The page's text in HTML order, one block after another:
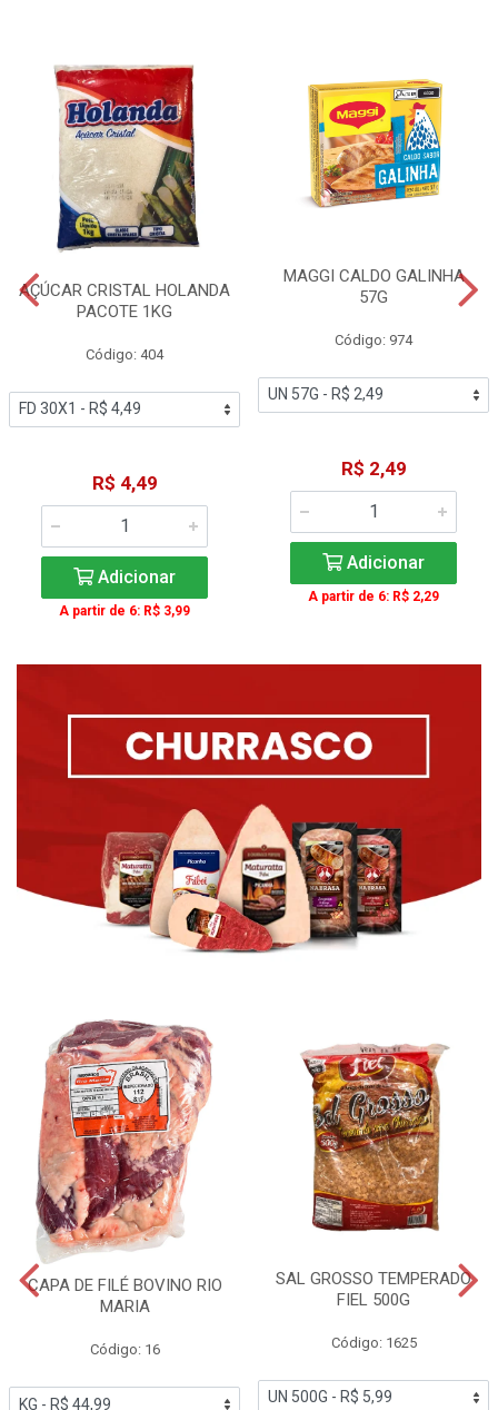
AÇÚCAR CRISTAL HOLANDA
PACOTE 1KG
Código: 404
R$ 4,49
Adicionar
A partir de 6: R$ 3,99
MAGGI CALDO GALINHA
57G
Código: 974
R$ 2,49
Adicionar
A partir de 6: R$ 2,29
CAPA DE FILÉ BOVINO RIO
MARIA
Código: 16
SAL GROSSO TEMPERADO
FIEL 500G
Código: 1625